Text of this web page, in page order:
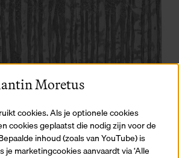
Moretus
cookies. Als je optionele cookies
cookies geplaatst die nodig zijn voor de
inhoud (zoals van YouTube) is
je marketingcookies aanvaardt via ‘Alle